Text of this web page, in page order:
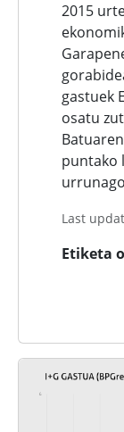
2015
gastuek
osatu
puntako
Last
Etiketa